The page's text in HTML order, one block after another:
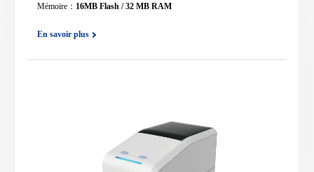
Mémoire： 16MB Flash / 32 MB RAM
En savoir plus